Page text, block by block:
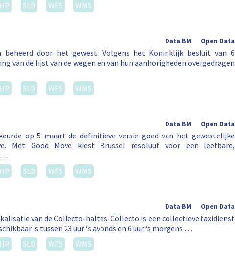
SLD WFS WMS
Open Data
Data BM
beheerd door het gewest: Volgens het Koninklijk besluit van 6
van de lijst van de wegen en van hun aanhorigheden overgedragen
SLD WFS WMS
Open Data
Data BM
op 5 maart de definitieve versie goed van het gewestelijke
Met Good Move kiest Brussel resoluut voor een leefbare,
…
SLD WFS WMS
Open Data
Data BM
van de Collecto-haltes. Collecto is een collectieve taxidienst
is tussen 23 uur ‘s avonds en 6 uur ‘s morgens …
SLD WFS WMS